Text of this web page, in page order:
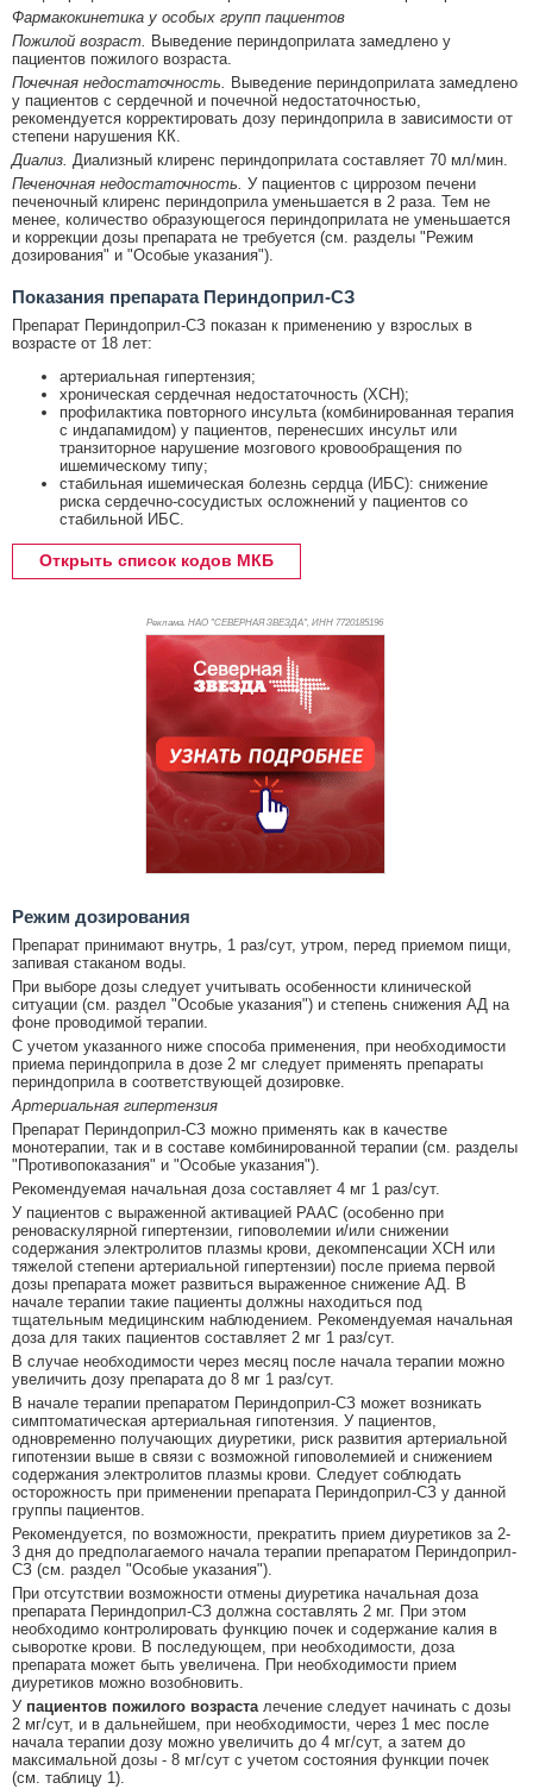
Фармакокинетика у особых групп пациентов
Пожилой возраст. Выведение периндоприлата замедлено у
пациентов пожилого возраста.
Почечная недостаточность. Выведение периндоприлата замедлено
у пациентов с сердечной и почечной недостаточностью,
рекомендуется корректировать дозу периндоприла в зависимости от
степени нарушения КК.
Диализ. Диализный клиренс периндоприлата составляет 70 мл/мин.
Печеночная недостаточность. У пациентов с циррозом печени
печеночный клиренс периндоприла уменьшается в 2 раза. Тем не
менее, количество образующегося периндоприлата не уменьшается
и коррекции дозы препарата не требуется (см. разделы "Режим
дозирования" и "Особые указания").
Показания препарата Периндоприл-СЗ
Препарат Периндоприл-СЗ показан к применению у взрослых в
возрасте от 18 лет:
артериальная гипертензия;
хроническая сердечная недостаточность (ХСН);
профилактика повторного инсульта (комбинированная терапия
с индапамидом) у пациентов, перенесших инсульт или
транзиторное нарушение мозгового кровообращения по
ишемическому типу;
стабильная ишемическая болезнь сердца (ИБС): снижение
риска сердечно-сосудистых осложнений у пациентов со
стабильной ИБС.
Открыть список кодов МКБ
Реклама. НАО "СЕВЕРНАЯ ЗВЕЗДА", ИНН 7720185196
Режим дозирования
Препарат принимают внутрь, 1 раз/сут, утром, перед приемом пищи,
запивая стаканом воды.
При выборе дозы следует учитывать особенности клинической
ситуации (см. раздел "Особые указания") и степень снижения АД на
фоне проводимой терапии.
С учетом указанного ниже способа применения, при необходимости
приема периндоприла в дозе 2 мг следует применять препараты
периндоприла в соответствующей дозировке.
Артериальная гипертензия
Препарат Периндоприл-СЗ можно применять как в качестве
монотерапии, так и в составе комбинированной терапии (см. разделы
"Противопоказания" и "Особые указания").
Рекомендуемая начальная доза составляет 4 мг 1 раз/сут.
У пациентов с выраженной активацией РААС (особенно при
реноваскулярной гипертензии, гиповолемии и/или снижении
содержания электролитов плазмы крови, декомпенсации ХСН или
тяжелой степени артериальной гипертензии) после приема первой
дозы препарата может развиться выраженное снижение АД. В
начале терапии такие пациенты должны находиться под
тщательным медицинским наблюдением. Рекомендуемая начальная
доза для таких пациентов составляет 2 мг 1 раз/сут.
В случае необходимости через месяц после начала терапии можно
увеличить дозу препарата до 8 мг 1 раз/сут.
В начале терапии препаратом Периндоприл-СЗ может возникать
симптоматическая артериальная гипотензия. У пациентов,
одновременно получающих диуретики, риск развития артериальной
гипотензии выше в связи с возможной гиповолемией и снижением
содержания электролитов плазмы крови. Следует соблюдать
осторожность при применении препарата Периндоприл-СЗ у данной
группы пациентов.
Рекомендуется, по возможности, прекратить прием диуретиков за 2-
3 дня до предполагаемого начала терапии препаратом Периндоприл-
СЗ (см. раздел "Особые указания").
При отсутствии возможности отмены диуретика начальная доза
препарата Периндоприл-СЗ должна составлять 2 мг. При этом
необходимо контролировать функцию почек и содержание калия в
сыворотке крови. В последующем, при необходимости, доза
препарата может быть увеличена. При необходимости прием
диуретиков можно возобновить.
У пациентов пожилого возрасталечение следует начинать с дозы
2 мг/сут, и в дальнейшем, при необходимости, через 1 мес после
начала терапии дозу можно увеличить до 4 мг/сут, а затем до
максимальной дозы - 8 мг/сут с учетом состояния функции почек
(см. таблицу 1).